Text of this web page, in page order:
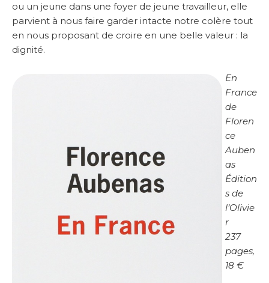
ou un jeune dans une foyer de jeune travailleur, elle
parvient à nous faire garder intacte notre colère tout
en nous proposant de croire en une belle valeur : la
dignité.
En
France
de
Floren
ce
Auben
as
Édition
s de
l’Olivie
r
237
pages,
18 €